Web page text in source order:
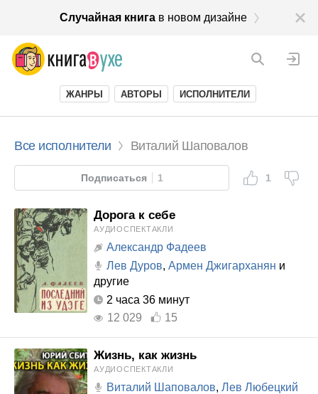
Случайная книгав новом дизайне
ЖАНРЫ АВТОРЫ ИСПОЛНИТЕЛИ
Все исполнители Виталий Шаповалов
Подписаться 1 1
Дорога к себе
АУДИОСПЕКТАКЛИ
Александр Фадеев
Лев Дуров, Армен Джигарханян и
другие
2 часа 36 минут
12 029
15
Жизнь, как жизнь
АУДИОСПЕКТАКЛИ
Виталий Шаповалов, Лев Любецкий